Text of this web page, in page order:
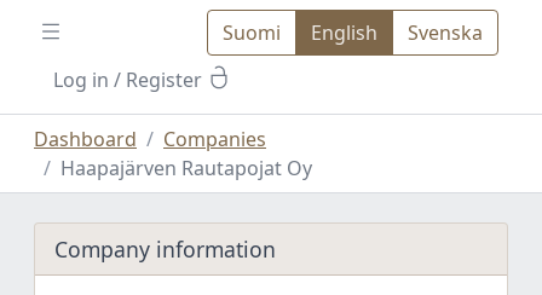
Suomi English
Svenska
Log in / Register
Dashboard
Companies
Haapajärven Rautapojat Oy
Company information